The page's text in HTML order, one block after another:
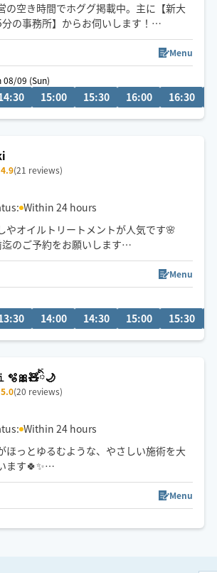
の空き時間でホググ掲載中。主に【新大
の事務所】からお伺いします！
古屋・三重》
時まで限定：30分延長無料！
Menu
08/09 (Sun)
15:00 15:30 16:00 16:30
4.9(21 reviews)
Within 24 hours
やオイルトリートメントが人気です🌸
のご予約をお願いします
事情、現在地によってお断りする場合
動中等は予約の確認を時間内にできな
います
】
神宮〜瀬田・南郷)
北大路、西/西大路、南/十条)多少融通き
Menu
14:00 14:30 15:00 15:30
🫧🎀🧸ིྀ🌙
5.0(20 reviews)
Within 24 hours
ほっとゆるむような、やさしい施術を大
ます🍀✨
遠慮なくお伝えくださいね☺️
ル以外でご希望の方は一度チャットでご
🧸ིྀ
Menu